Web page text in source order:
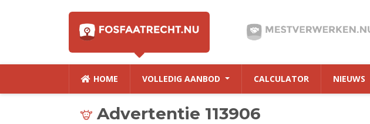
HOME VOLLEDIG AANBOD CALCULATOR NIEUWS
Advertentie 113906